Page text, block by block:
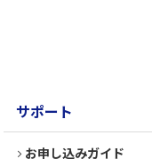
サポート
お申し込みガイド